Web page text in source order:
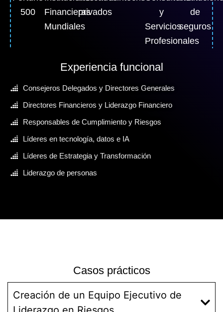
500
Financieras
Mundiales
privados
y
Servicios
Profesionales
de
seguros
Experiencia funcional
Consejeros Delegados y Directores Generales
Directores Financieros y Liderazgo Financiero
Responsables de Cumplimiento y Riesgos
Líderes en tecnología, datos e IA
Líderes de Estrategia y Transformación
Liderazgo de personas
Casos prácticos
Creación de un Equipo Ejecutivo de